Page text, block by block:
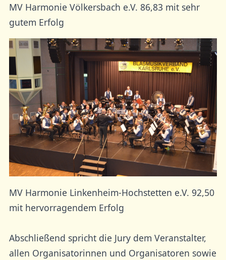
MV Harmonie Völkersbach e.V. 86,83 mit sehr
gutem Erfolg
MV Harmonie Linkenheim-Hochstetten e.V. 92,50
mit hervorragendem Erfolg
Abschließend spricht die Jury dem Veranstalter,
allen Organisatorinnen und Organisatoren sowie